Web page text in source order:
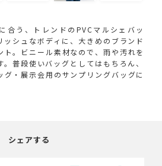
合う、トレンドのPVCマルシェバッ
ッシュなボディに、大きめのブランド
ト。ビニール素材なので、雨や汚れを
普段使いバッグとしてはもちろん、
グ・展示会用のサンプリングバッグに
シェアする